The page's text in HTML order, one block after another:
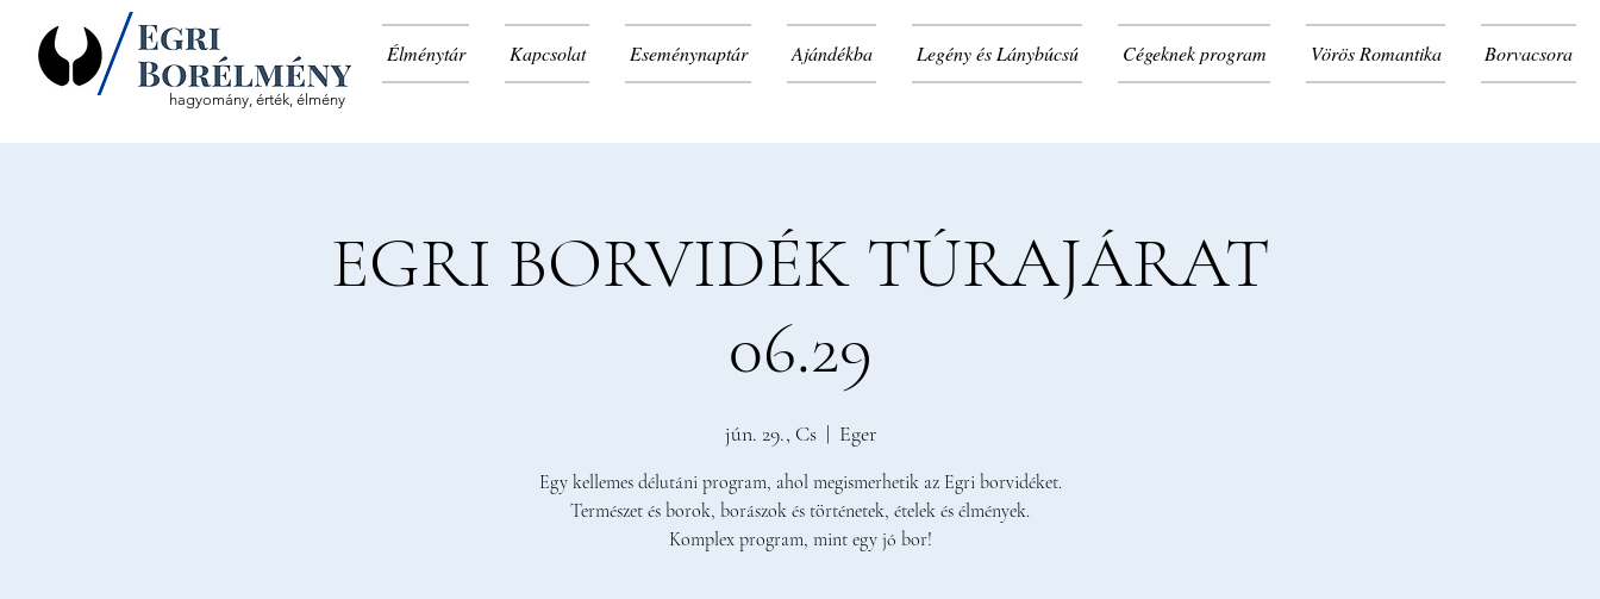
Élménytár Kapcsolat Eseménynaptár Ajándékba Legény és Lánybúcsú Cégeknek program Vörös Romantika Borvacsora
hagyomány, érték, élmény
EGRI BORVIDÉK TÚRAJÁRAT
06.29
jún. 29., Cs
  |
Eger
Egy kellemes délutáni program, ahol megismerhetik az Egri borvidéket.
Természet és borok, borászok és történetek, ételek és élmények.
Komplex program, mint egy jó bor!